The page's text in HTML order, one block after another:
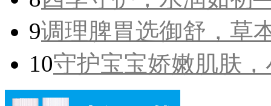
9调理脾胃选御舒，草
10守护宝宝娇嫩肌肤